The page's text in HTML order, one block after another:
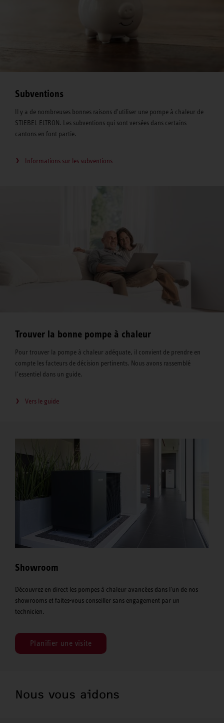
Subventions
Il y a de nombreuses bonnes raisons d'utiliser une pompe à chaleur de
STIEBEL ELTRON. Les subventions qui sont versées dans certains
cantons en font partie.
Informations sur les subventions
Trouver la bonne pompe à chaleur
Pour trouver la pompe à chaleur adéquate, il convient de prendre en
compte les facteurs de décision pertinents. Nous avons rassemblé
l’essentiel dans un guide.
Vers le guide
Showroom
Découvrez en direct les pompes à chaleur avancées dans l'un de nos
showrooms et faites-vous conseiller sans engagement par un
technicien.
Planifier une visite
Nous vous aidons